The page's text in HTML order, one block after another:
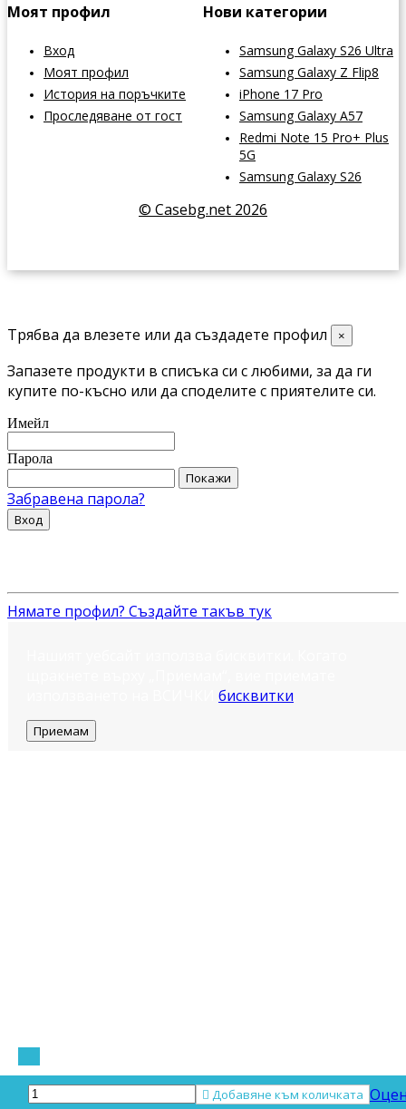
 Добавяне към количката
Моят профил
Вход
Моят профил
История на поръчките
Проследяване от гост
Нови категории
Samsung Galaxy S26 Ultra
Samsung Galaxy Z Flip8
iPhone 17 Pro
Samsung Galaxy A57
Redmi Note 15 Pro+ Plus
5G
Samsung Galaxy S26
© Casebg.net 2026
Трябва да влезете или да създадете профил ×
Запазете продукти в списъка си с любими, за да ги
купите по-късно или да споделите с приятелите си.
Имейл
Парола
Покажи
Забравена парола?
Вход
Нямате профил? Създайте такъв тук
бисквитки
Приемам